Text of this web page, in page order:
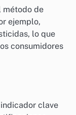
su frescura y
más frescos,
y
verduras
mesa en
método de